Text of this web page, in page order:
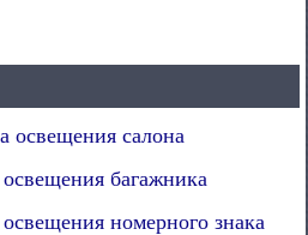
освещения салона
багажника
номерного знака